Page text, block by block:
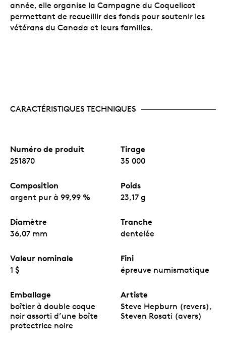
année, elle organise la Campagne du Coquelicot
permettant de recueillir des fonds pour soutenir les
vétérans du Canada et leurs familles.
CARACTÉRISTIQUES TECHNIQUES
Numéro de produit
251870
Tirage
35 000
Composition
argent pur à 99,99 %
Poids
23,17 g
Diamètre
36,07 mm
Tranche
dentelée
Valeur nominale
1 $
Fini
épreuve numismatique
Emballage
boîtier à double coque
noir assorti d’une boîte
protectrice noire
Artiste
Steve Hepburn (revers),
Steven Rosati (avers)